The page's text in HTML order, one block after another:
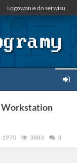
Logowanie do serwisu
Workstation
1970 3883 3